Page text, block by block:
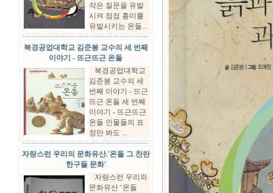
작은 질문을 유발
시켜 점점 흥미를
유발시키는 온돌...
북경공업대학교 김준봉 교수의 세 번째
이야기 - 뜨근뜨근 온돌
북경공업대학교
김준봉 교수의 세
번째 이야기 - 뜨근
뜨근 온돌 세 번째
이야기 - 뜨근뜨근
온돌 인물들의 표
정만 봐도 ...
자랑스런 우리의 문화유산.'온돌 그 찬란
한구들 문화'
자랑스런 우리의
문화유산 ‘온돌